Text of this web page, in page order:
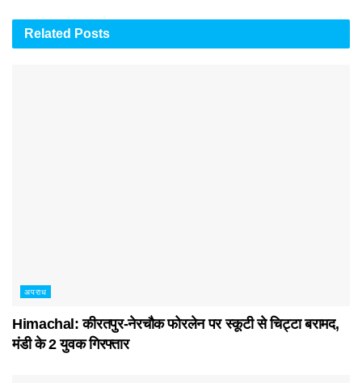
Related Posts
अपराध
Himachal: कीरतपुर-नेरचौक फोरलेन पर स्कूटी से चिट्टा बरामद,
मंडी के 2 युवक गिरफ्तार